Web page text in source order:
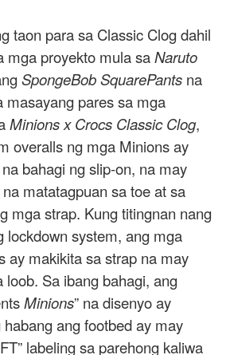
taon para sa Classic Clog dahil
mga proyekto mula saNaruto
SpongeBob SquarePants na
masayang pares sa mga
Minions x Crocs Classic Clog,
overalls ng mga Minions ay
bahagi ng slip-on, na may
matatagpuan sa toe at sa
mga strap. Kung titingnan nang
lockdown system, ang mga
ay makikita sa strap na may
loob. Sa ibang bahagi, ang
Minions” na disenyo ay
ang footbed ay may
labeling sa parehong kaliwa